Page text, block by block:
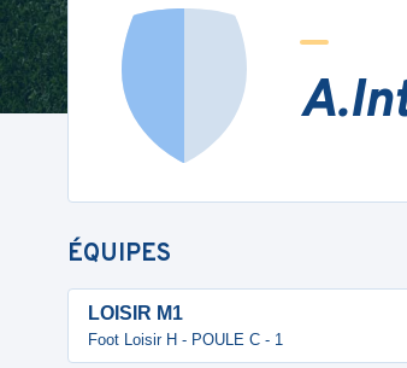
ÉQUIPES
LOISIR M1
Foot Loisir H - POULE C - 1